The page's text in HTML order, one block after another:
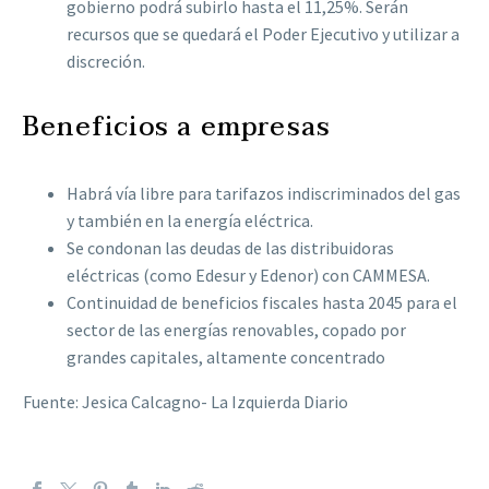
gobierno podrá subirlo hasta el 11,25%. Serán
recursos que se quedará el Poder Ejecutivo y utilizar a
discreción.
Beneficios a empresas
Habrá vía libre para tarifazos indiscriminados del gas
y también en la energía eléctrica.
Se condonan las deudas de las distribuidoras
eléctricas (como Edesur y Edenor) con CAMMESA.
Continuidad de beneficios fiscales hasta 2045 para el
sector de las energías renovables, copado por
grandes capitales, altamente concentrado
Fuente: Jesica Calcagno- La Izquierda Diario